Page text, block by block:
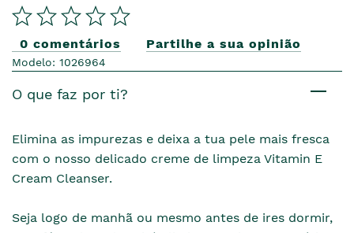
0 comentários Partilhe a sua opinião
Modelo: 1026964
O que faz por ti?
Elimina as impurezas e deixa a tua pele mais fresca
com o nosso delicado creme de limpeza Vitamin E
Cream Cleanser.
Seja logo de manhã ou mesmo antes de ires dormir,